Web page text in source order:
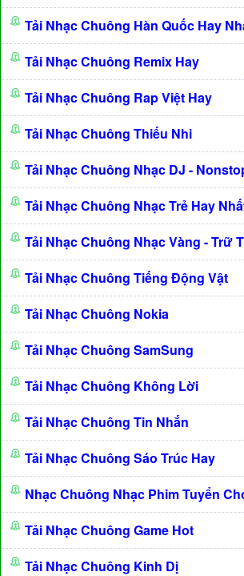
Tải Nhạc Chuông Hàn Quốc Hay
Tải Nhạc Chuông Remix Hay
Tải Nhạc Chuông Rap Việt Hay
Tải Nhạc Chuông Thiếu Nhi
Tải Nhạc Chuông Nhạc DJ -
Tải Nhạc Chuông Nhạc Trẻ Hay
Tải Nhạc Chuông Nhạc Vàng - Trữ
Tải Nhạc Chuông Tiếng Động Vật
Tải Nhạc Chuông Nokia
Tải Nhạc Chuông SamSung
Tải Nhạc Chuông Không Lời
Tải Nhạc Chuông Tin Nhắn
Tải Nhạc Chuông Sáo Trúc Hay
Nhạc Chuông Nhạc Phim Tuyển
Tải Nhạc Chuông Game Hot
Tải Nhạc Chuông Kinh Dị